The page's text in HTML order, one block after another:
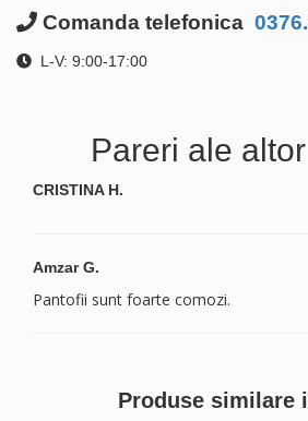
Comanda telefonica
L-V: 9:00-17:00
Pareri ale
CRISTINA H.
Amzar G.
Pantofii sunt foarte comozi.
Produse similare